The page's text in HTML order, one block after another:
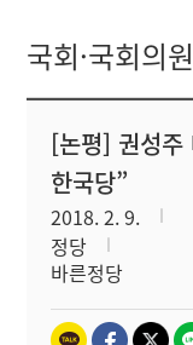
국회·국회의
[논평] 권성주
한국당”
2018. 2. 9.
정당
바른정당